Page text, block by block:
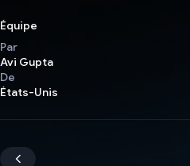
Équipe
Par
Avi Gupta
De
États-Unis